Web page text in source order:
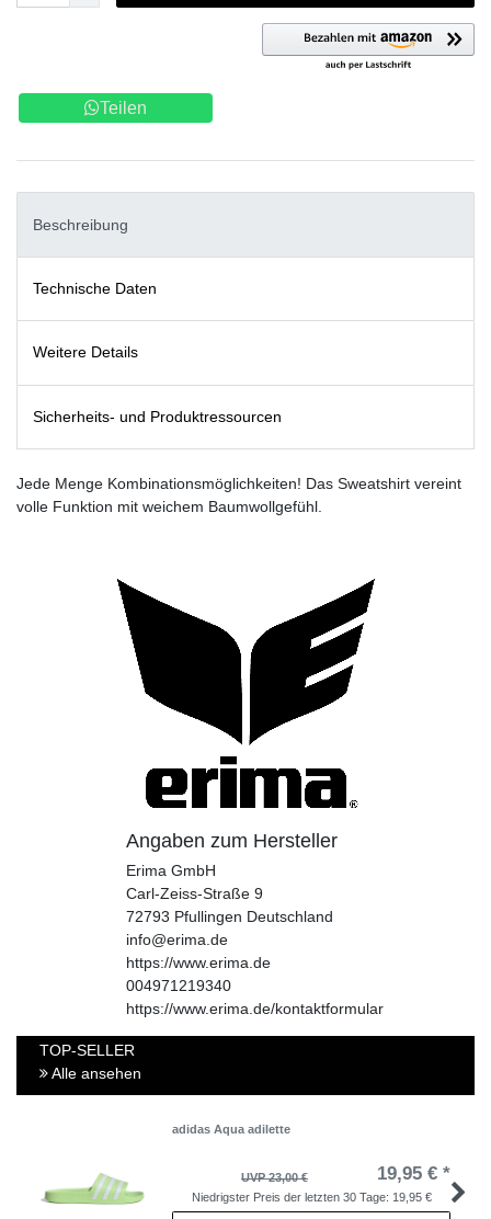
Teilen
Beschreibung
Technische Daten
Weitere Details
Sicherheits- und Produktressourcen
Jede Menge Kombinationsmöglichkeiten! Das Sweatshirt vereint
volle Funktion mit weichem Baumwollgefühl.
Angaben zum Hersteller
Erima GmbH
Carl-Zeiss-Straße 9
72793 Pfullingen Deutschland
info@erima.de
https://www.erima.de
004971219340
https://www.erima.de/kontaktformular
TOP-SELLER
Alle ansehen
adidas Aqua adilette
UVP 23,00 € 19,95 € *
Niedrigster Preis der letzten 30 Tage: 19,95 €